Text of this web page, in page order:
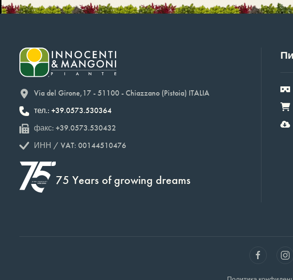
Via del Girone,17 - 51100 - Chiazzano (Pistoia) ITALIA
тел.: +39.0573.530364
факс: +39.0573.530432
ИНН / VAT: 00144510476
75 Years of growing dreams